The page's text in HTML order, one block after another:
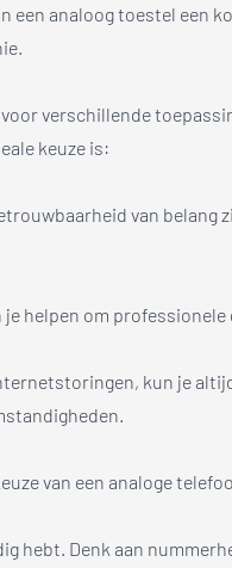
een analoog toestel een
verschillende
keuze is:
van belang
helpen om
kun je
van een analoge
hebt. Denk aan